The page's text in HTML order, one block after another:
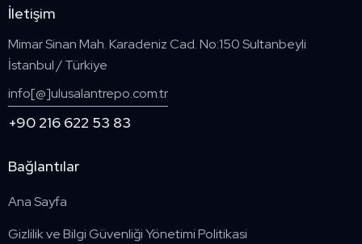
İletişim
Mimar Sinan Mah. Karadeniz Cad. No:150 Sultanbeyli
İstanbul / Türkiye
info[@]ulusalantrepo.com.tr
+90 216 622 53 83
Bağlantılar
Ana Sayfa
Gizlilik ve Bilgi Güvenliği Yönetimi Politikasi